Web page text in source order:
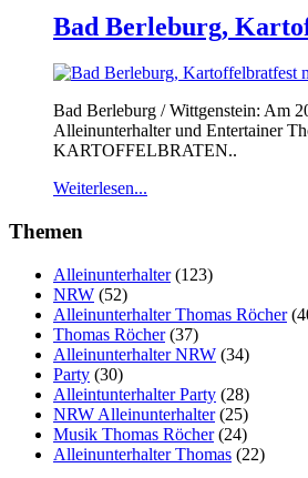
Bad Berleburg,
Bad Berleburg / Wittgenstein: Am
Alleinunterhalter und Entertainer
KARTOFFELBRATEN..
Weiterlesen...
Themen
Alleinunterhalter(123)
NRW (52)
Alleinunterhalter Thomas Röcher
Thomas Röcher(37)
Alleinunterhalter NRW (34)
Party (30)
Alleintunterhalter Party (28)
NRW Alleinunterhalter(25)
Musik Thomas Röcher(24)
Alleinunterhalter Thomas (22)